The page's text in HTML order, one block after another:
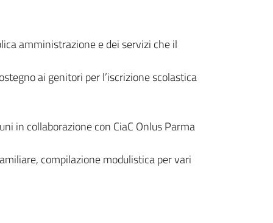
amministrazione e dei servizi che il
ai genitori per l’iscrizione scolastica
in collaborazione con CiaC Onlus Parma
compilazione modulistica per vari